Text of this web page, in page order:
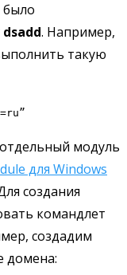
было
dsadd. Например,
такую
модуль
для Windows
создания
командлет
создадим
домена: